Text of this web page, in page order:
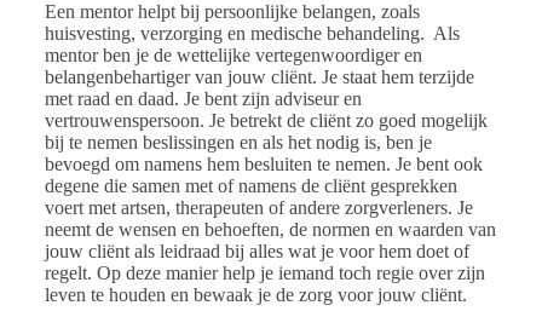
Een mentor helpt bij persoonlijke belangen, zoals
huisvesting, verzorging en medische behandeling. Als
mentor ben je de wettelijke vertegenwoordiger en
belangenbehartiger van jouw cliënt. Je staat hem terzijde
met raad en daad. Je bent zijn adviseur en
vertrouwenspersoon. Je betrekt de cliënt zo goed mogelijk
bij te nemen beslissingen en als het nodig is, ben je
bevoegd om namens hem besluiten te nemen. Je bent ook
degene die samen met of namens de cliënt gesprekken
voert met artsen, therapeuten of andere zorgverleners. Je
neemt de wensen en behoeften, de normen en waarden van
jouw cliënt als leidraad bij alles wat je voor hem doet of
regelt. Op deze manier help je iemand toch regie over zijn
leven te houden en bewaak je de zorg voor jouw cliënt.